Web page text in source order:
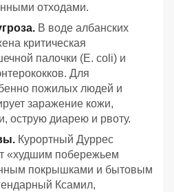
отходами.
В воде албанских
критическая
палочки (E. coli) и
Для
пожилых людей и
заражение кожи,
острую диарею и рвоту.
Курортный Дуррес
«худшим побережьем
покрышками и бытовым
Ксамил,